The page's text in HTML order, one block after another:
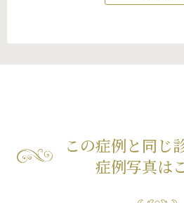
この症例と同じ
症例写真は